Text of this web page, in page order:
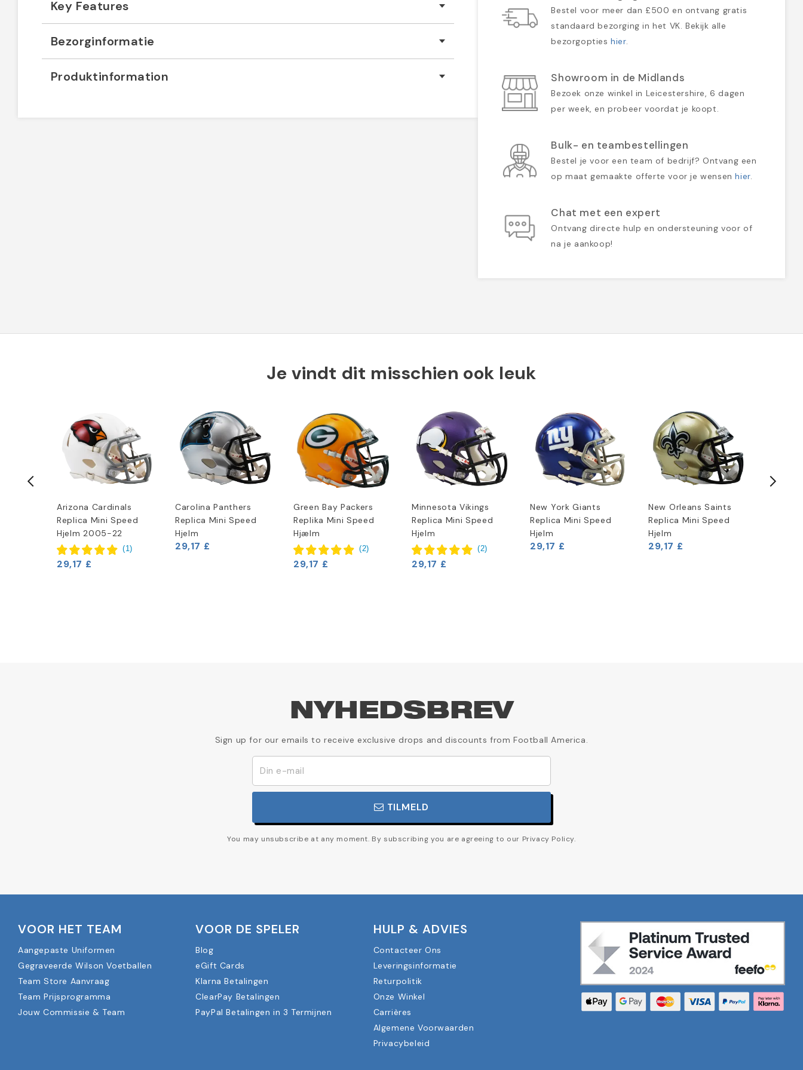
Key Features
Bezorginformatie
Produktinformation
Bestel voor meer dan £500 en ontvang gratis
standaard bezorging in het VK. Bekijk alle
bezorgoptieshier.
Showroom in de Midlands
Bezoek onze winkel in Leicestershire, 6 dagen
per week, en probeer voordat je koopt.
Bulk- en teambestellingen
Bestel je voor een team of bedrijf? Ontvang een
op maat gemaakte offerte voor je wensenhier.
Chat met een expert
Ontvang directe hulp en ondersteuning voor of
na je aankoop!
Je vindt dit misschien ook leuk
Arizona Cardinals
Replica Mini Speed
Hjelm 2005-22
(1)
29,17 £
Carolina Panthers
Replica Mini Speed
Hjelm
29,17 £
Green Bay Packers
Replika Mini Speed
Hjælm
(2)
29,17 £
Minnesota Vikings
Replica Mini Speed
Hjelm
(2)
29,17 £
New York Giants
Replica Mini Speed
Hjelm
29,17 £
New Orleans Saints
Replica Mini Speed
Hjelm
29,17 £
NYHEDSBREV
Sign up for our emails to receive exclusive drops and discounts from Football America.
TILMELD
You may unsubscribe at any moment. By subscribing you are agreeing to our Privacy Policy.
VOOR HET TEAM
Aangepaste Uniformen
Gegraveerde Wilson Voetballen
Team Store Aanvraag
Team Prijsprogramma
Jouw Commissie & Team
VOOR DE SPELER
Blog
eGift Cards
Klarna Betalingen
ClearPay Betalingen
PayPal Betalingen in 3 Termijnen
HULP & ADVIES
Contacteer Ons
Leveringsinformatie
Returpolitik
Onze Winkel
Carrières
Algemene Voorwaarden
Privacybeleid